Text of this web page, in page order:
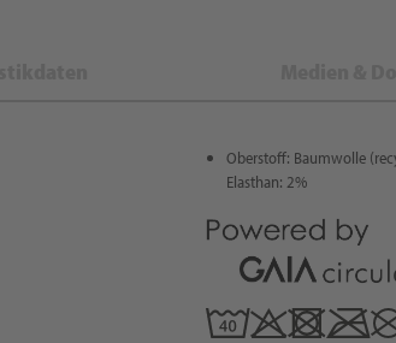
Oberstoff: Baumwolle
Elasthan: 2%